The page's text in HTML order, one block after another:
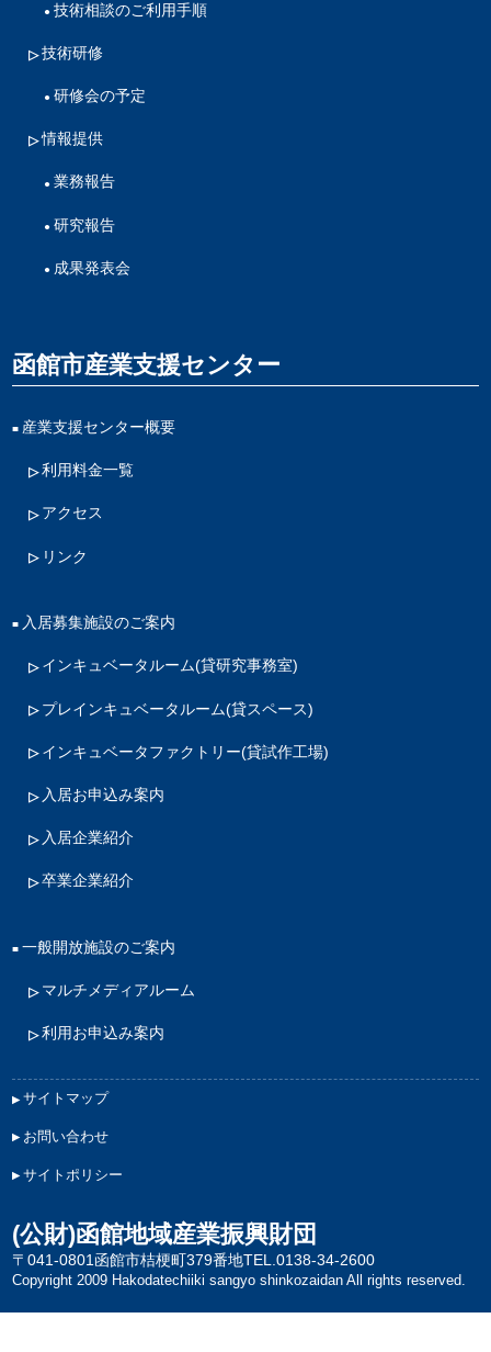
技術相談のご利用手順
技術研修
研修会の予定
情報提供
業務報告
研究報告
成果発表会
函館市産業支援センター
産業支援センター概要
利用料金一覧
アクセス
リンク
入居募集施設のご案内
インキュベータルーム(貸研究事務室)
プレインキュベータルーム(貸スペース)
インキュベータファクトリー(貸試作工場)
入居お申込み案内
入居企業紹介
卒業企業紹介
一般開放施設のご案内
マルチメディアルーム
利用お申込み案内
サイトマップ
お問い合わせ
サイトポリシー
(公財)函館地域産業振興財団
〒041-0801函館市桔梗町379番地TEL.0138-34-2600
Copyright 2009 Hakodatechiiki sangyo shinkozaidan All rights reserved.